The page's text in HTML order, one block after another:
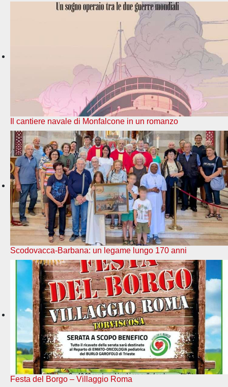
Il cantiere navale di Monfalcone in un romanzo
Scodovacca-Barbana: un legame lungo 170 anni
Festa del Borgo – Villaggio Roma